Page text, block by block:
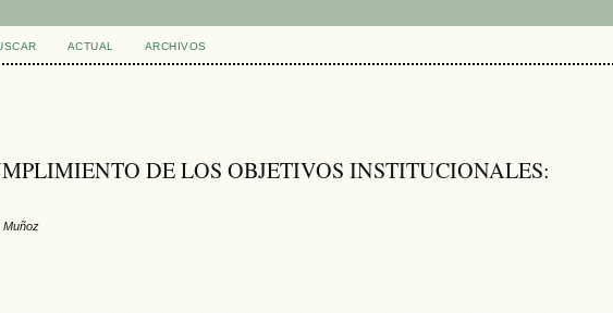
ACTUAL ARCHIVOS
DE LOS OBJETIVOS INSTITUCIONALES:
Muñoz